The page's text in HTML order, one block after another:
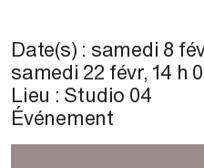
Date(s) : samedi 8
samedi 22 févr, 14 h
Lieu : Studio 04
Événement